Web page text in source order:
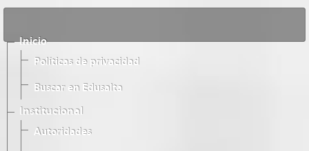
Inicio
Políticas de privacidad
Buscar en Edusalta
Institucional
Autoridades